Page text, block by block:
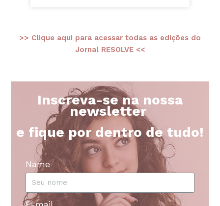
>> Clique aqui para acessar todas as edições do
Jornal RESOLVE <<
Inscreva-se na nossa
newsletter
e fique por dentro de tudo!​
Name